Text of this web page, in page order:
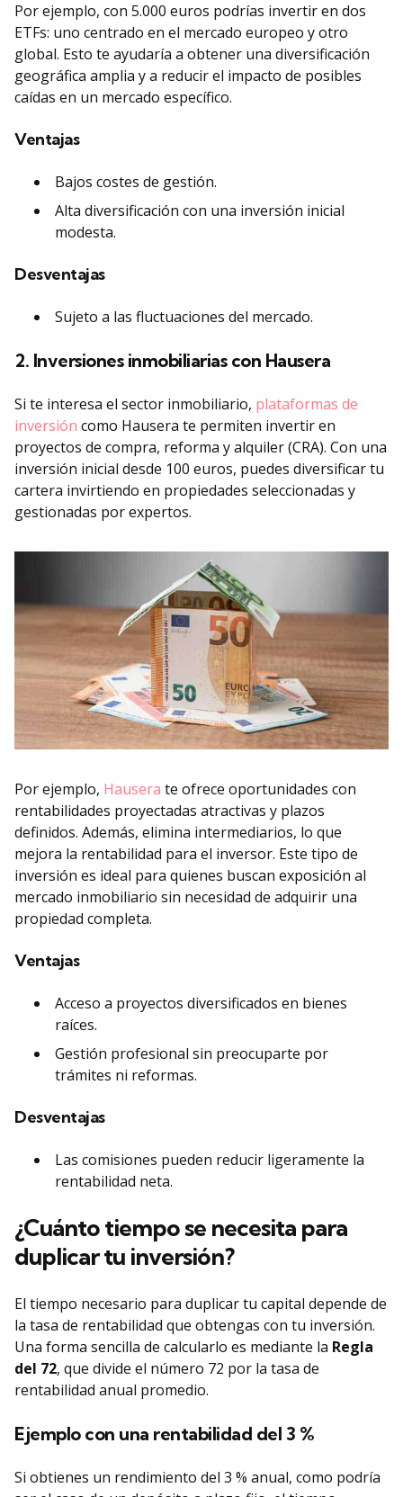
Por ejemplo, con 5.000 euros podrías invertir en dos
ETFs: uno centrado en el mercado europeo y otro
global. Esto te ayudaría a obtener una diversificación
geográfica amplia y a reducir el impacto de posibles
caídas en un mercado específico.
Ventajas
Bajos costes de gestión.
Alta diversificación con una inversión inicial
modesta.
Desventajas
Sujeto a las fluctuaciones del mercado.
2. Inversiones inmobiliarias con Hausera
Si te interesa el sector inmobiliario, plataformas de
inversión como Hausera te permiten invertir en
proyectos de compra, reforma y alquiler (CRA). Con una
inversión inicial desde 100 euros, puedes diversificar tu
cartera invirtiendo en propiedades seleccionadas y
gestionadas por expertos.
Por ejemplo, Hausera te ofrece oportunidades con
rentabilidades proyectadas atractivas y plazos
definidos. Además, elimina intermediarios, lo que
mejora la rentabilidad para el inversor. Este tipo de
inversión es ideal para quienes buscan exposición al
mercado inmobiliario sin necesidad de adquirir una
propiedad completa.
Ventajas
Acceso a proyectos diversificados en bienes
raíces.
Gestión profesional sin preocuparte por
trámites ni reformas.
Desventajas
Las comisiones pueden reducir ligeramente la
rentabilidad neta.
¿Cuánto tiempo se necesita para
duplicar tu inversión?
El tiempo necesario para duplicar tu capital depende de
la tasa de rentabilidad que obtengas con tu inversión.
Una forma sencilla de calcularlo es mediante la Regla
del 72, que divide el número 72 por la tasa de
rentabilidad anual promedio.
Ejemplo con una rentabilidad del 3 %
Si obtienes un rendimiento del 3 % anual, como podría